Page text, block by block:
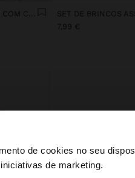
de cookies no seu
de marketing.
no nosso site United
SET DE BRINCOS
7,99 €